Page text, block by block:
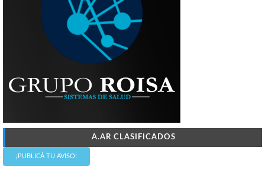
A.AR CLASIFICADOS
¡PUBLICÁ TU AVISO!